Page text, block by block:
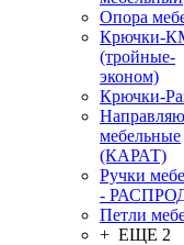
Опора
Крючки-
(тройные-
эконом)
Крючки-
мебельные
(КАРАТ)
Ручки
-
Петли
+ ЕЩЕ 2